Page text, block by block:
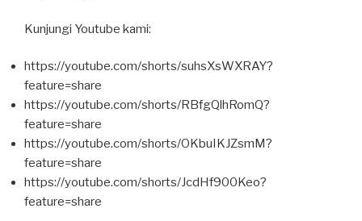
Kunjungi Youtube kami:
https://youtube.com/shorts/suhsXsWXRAY?
feature=share
https://youtube.com/shorts/RBfgQlhRomQ?
feature=share
https://youtube.com/shorts/OKbuIKJZsmM?
feature=share
https://youtube.com/shorts/JcdHf900Keo?
feature=share